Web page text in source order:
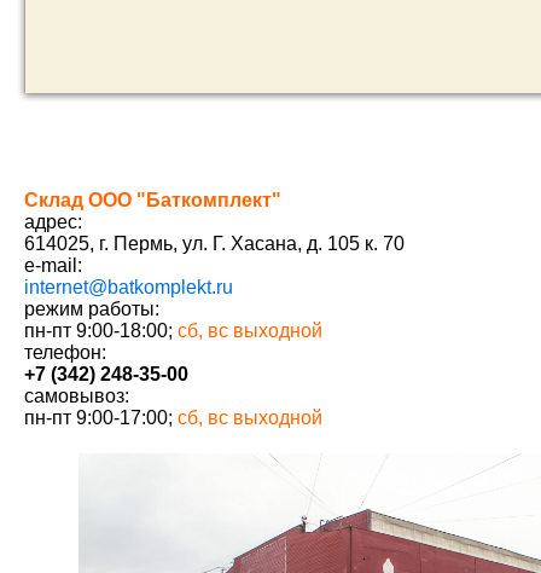
Склад ООО "Баткомплект"
адрес:
614025, г. Пермь, ул. Г. Хасана, д. 105 к. 70
e-mail:
internet@batkomplekt.ru
режим работы:
пн-пт 9:00-18:00; сб, вс выходной
телефон:
+7 (342) 248-35-00
самовывоз:
пн-пт 9:00-17:00; сб, вс выходной